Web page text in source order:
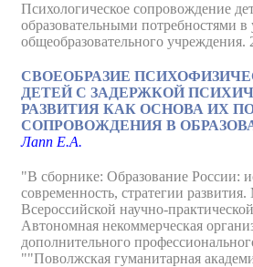
Психологическое сопровождение
образовательными потребностями в
общеобразовательного
СВОЕОБРАЗИЕ
ДЕТЕЙ С ЗАДЕРЖКОЙ
РАЗВИТИЯ КАК ОСНОВА ИХ
СОПРОВОЖДЕНИЯ В
Лапп Е.А.
"В сборнике: Образование России:
современность, стратегии
Всероссийской научно-
Автономная некоммерческая
дополнительного
""Поволжская гуманитарная